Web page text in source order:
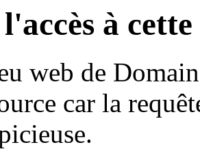
à
web de
car la